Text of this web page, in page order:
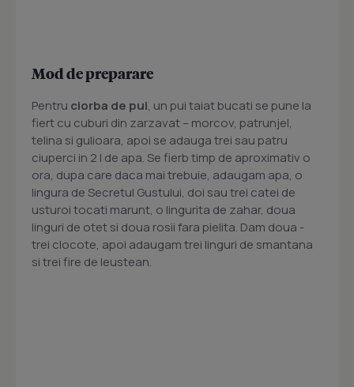
Mod de preparare
Pentru ciorba de pui, un pui taiat bucati se pune la
fiert cu cuburi din zarzavat – morcov, patrunjel,
telina si gulioara, apoi se adauga trei sau patru
ciuperci in 2 l de apa. Se fierb timp de aproximativ o
ora, dupa care daca mai trebuie, adaugam apa, o
lingura de Secretul Gustului, doi sau trei catei de
usturoi tocati marunt, o lingurita de zahar, doua
linguri de otet si doua rosii fara pielita. Dam doua -
trei clocote, apoi adaugam trei linguri de smantana
si trei fire de leustean.